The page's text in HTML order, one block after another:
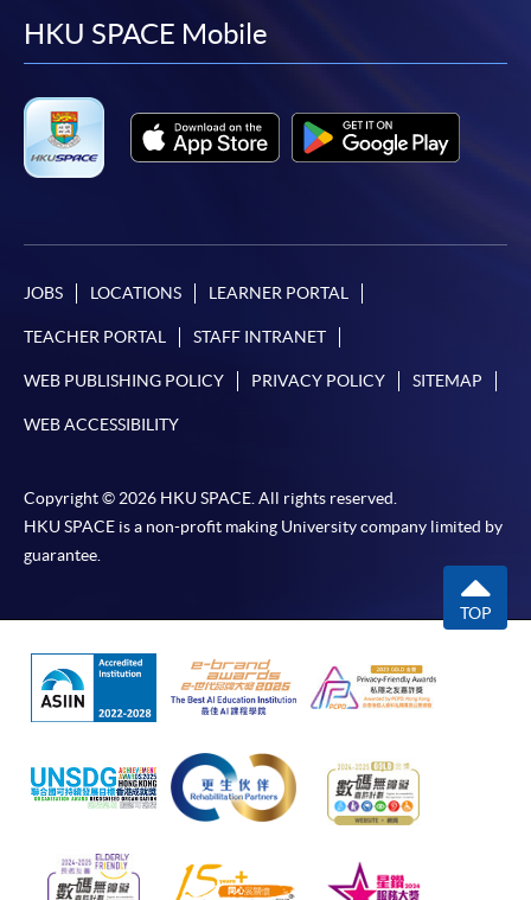
除特殊情況(例如課程因報名人數不足而被取消)及
法例規定外，一切已繳費用，概不退還。
如須甄選入學，則正式收據並不可作為 閣下已獲
取錄的證明。學院將在截止報名日期後儘快通知申
請者是否獲取錄。落選的申請人將獲退還已繳交的
本學院為學院開設的其中一些課程提供在線服務的平台。雖然
卻不能為這些資訊作出任何明確或隱含的保證。本學院尤其不
準確、資訊適合任何目的、資訊不含電腦病毒等。
本學院（包括其僱員及附屬機構）對你在網上付款而由下列原
因所導致的任何損失，一概不負責；上述原因包括：（1）由
付款銀行或獨立商戶因為付款的網關在處理付款的信用卡、付
失誤、延誤、中斷、中止、或限制（2）從付款的網關傳送而
來的任何信息或資訊中出現的疏忽、錯誤、誤差或遺漏；
誤；（4）任何由付款的網關引起或與付款的網關相關的原
因，包括未獲授權進入、資料傳送的改動、任何非法行為等。
切以英文版本為準。
facebook
youtube
linkedin
HKU SPACE Mobile
JOBS LOCATIONS LEARNER PORTAL
TEACHER PORTAL STAFF INTRANET
WEB PUBLISHING POLICY PRIVACY POLICY SITEMAP
WEB ACCESSIBILITY
Copyright © 2026 HKU SPACE. All rights reserved.
HKU SPACE is a non-profit making University company limited by
guarantee.
TOP